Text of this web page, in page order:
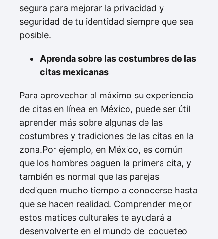
segura para mejorar la privacidad y
seguridad de tu identidad siempre que sea
posible.
Aprenda sobre las costumbres de las
citas mexicanas
Para aprovechar al máximo su experiencia
de citas en línea en México, puede ser útil
aprender más sobre algunas de las
costumbres y tradiciones de las citas en la
zona.Por ejemplo, en México, es común
que los hombres paguen la primera cita, y
también es normal que las parejas
dediquen mucho tiempo a conocerse hasta
que se hacen realidad. Comprender mejor
estos matices culturales te ayudará a
desenvolverte en el mundo del coqueteo